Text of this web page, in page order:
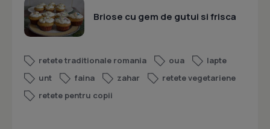
Briose cu gem de gutui si frisca
retete traditionale romania oua
lapte
unt
faina zahar
retete vegetariene
retete pentru copii